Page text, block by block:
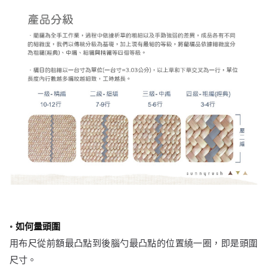
• 如何量頭圍
用布尺從前額最凸點到後腦勺最凸點的位置繞一圈，即是頭圍
尺寸。